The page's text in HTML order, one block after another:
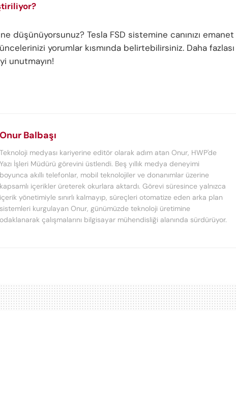
düşünüyorsunuz? Tesla FSD sistemine canınızı emanet
yorumlar kısmında belirtebilirsiniz. Daha fazlası
unutmayın!
Onur Balbaşı
Teknoloji medyası kariyerine editör olarak adım atan Onur, HWP'de
Yazı İşleri Müdürü görevini üstlendi. Beş yıllık medya deneyimi
boyunca akıllı telefonlar, mobil teknolojiler ve donanımlar üzerine
kapsamlı içerikler üreterek okurlara aktardı. Görevi süresince yalnızca
içerik yönetimiyle sınırlı kalmayıp, süreçleri otomatize eden arka plan
sistemleri kurgulayan Onur, günümüzde teknoloji üretimine
odaklanarak çalışmalarını bilgisayar mühendisliği alanında sürdürüyor.